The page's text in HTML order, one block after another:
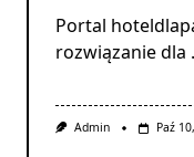
Portal
rozwiązanie dla
Admin Paź